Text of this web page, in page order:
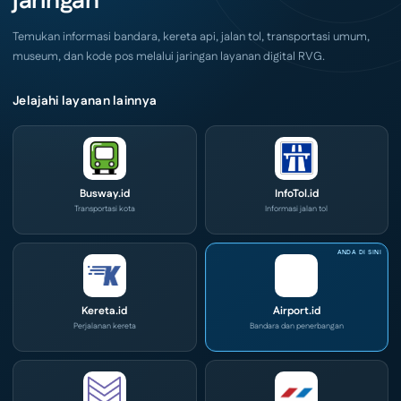
IPA
2026
Temukan informasi bandara, kereta api, jalan tol, transportasi umum,
museum, dan kode pos melalui jaringan layanan digital RVG.
Jelajahi layanan lainnya
Busway.id
Transportasi kota
InfoTol.id
Informasi jalan tol
Kereta.id
Perjalanan kereta
Airport.id
Bandara dan penerbangan